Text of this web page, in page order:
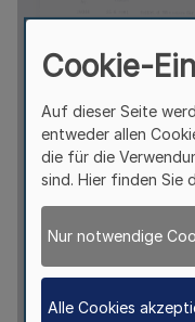
Cookie-
Auf dieser Seite
entweder allen
die für die
sind. Hier finden Sie
Nur notwendige
Alle Cookies